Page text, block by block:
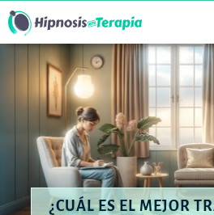
¿CUÁL ES EL MEJOR